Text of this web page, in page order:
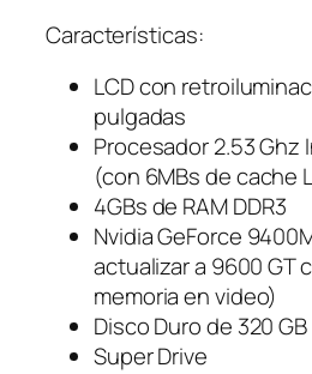
Características:
LCD con
pulgadas
Procesador 2.53 Ghz
(con 6MBs de cache
4GBs de RAM DDR3
Nvidia GeForce
actualizar a 9600 GT
memoria en video)
Disco Duro de 320 GB
Super Drive